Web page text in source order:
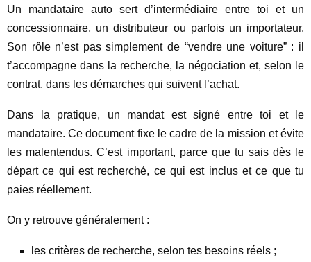
Un mandataire auto sert d’intermédiaire entre toi et un
concessionnaire, un distributeur ou parfois un importateur.
Son rôle n’est pas simplement de “vendre une voiture” : il
t’accompagne dans la recherche, la négociation et, selon le
contrat, dans les démarches qui suivent l’achat.
Dans la pratique, un mandat est signé entre toi et le
mandataire. Ce document fixe le cadre de la mission et évite
les malentendus. C’est important, parce que tu sais dès le
départ ce qui est recherché, ce qui est inclus et ce que tu
paies réellement.
On y retrouve généralement :
les critères de recherche, selon tes besoins réels ;